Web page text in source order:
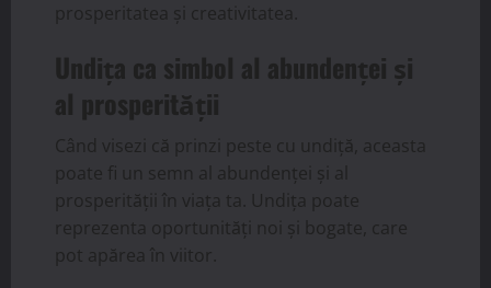
prosperitatea și creativitatea.
Undița ca simbol al abundenței și
al prosperității
Când visezi că prinzi peste cu undiță, aceasta
poate fi un semn al abundenței și al
prosperității în viața ta. Undița poate
reprezenta oportunități noi și bogate, care
pot apărea în viitor.